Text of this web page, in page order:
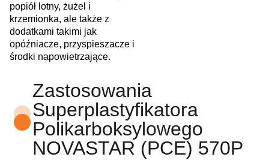
popiół lotny, żużel i
krzemionka, ale także z
dodatkami takimi jak
opóźniacze, przyspieszacze i
środki napowietrzające.
Zastosowania
Superplastyfikatora
Polikarboksylowego
NOVASTAR (PCE) 570P